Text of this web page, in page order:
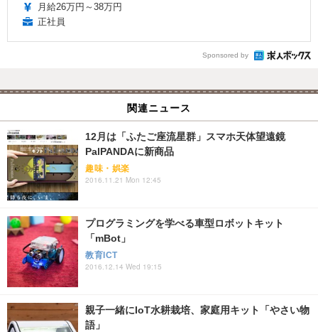
月給26万円～38万円
正社員
Sponsored by
関連ニュース
12月は「ふたご座流星群」スマホ天体望遠鏡
PalPANDAに新商品
趣味・娯楽
2016.11.21 Mon 12:45
プログラミングを学べる車型ロボットキット
「mBot」
教育ICT
2016.12.14 Wed 19:15
親子一緒にIoT水耕栽培、家庭用キット「やさい物
語」